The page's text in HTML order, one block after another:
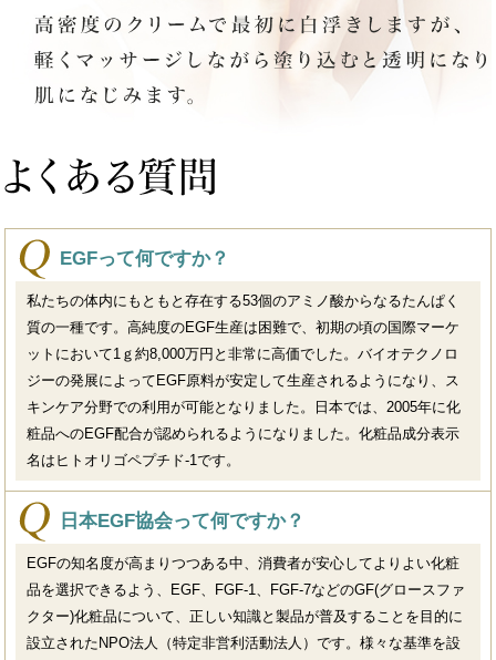
EGFって何ですか？
私たちの体内にもともと存在する53個のアミノ酸からなるたんぱく
質の一種です。高純度のEGF生産は困難で、初期の頃の国際マーケ
ットにおいて1ｇ約8,000万円と非常に高価でした。バイオテクノロ
ジーの発展によってEGF原料が安定して生産されるようになり、ス
キンケア分野での利用が可能となりました。日本では、2005年に化
粧品へのEGF配合が認められるようになりました。化粧品成分表示
名はヒトオリゴペプチド-1です。
日本EGF協会って何ですか？
EGFの知名度が高まりつつある中、消費者が安心してよりよい化粧
品を選択できるよう、EGF、FGF-1、FGF-7などのGF(グロースファ
クター)化粧品について、正しい知識と製品が普及することを目的に
設立されたNPO法人（特定非営利活動法人）です。様々な基準を設